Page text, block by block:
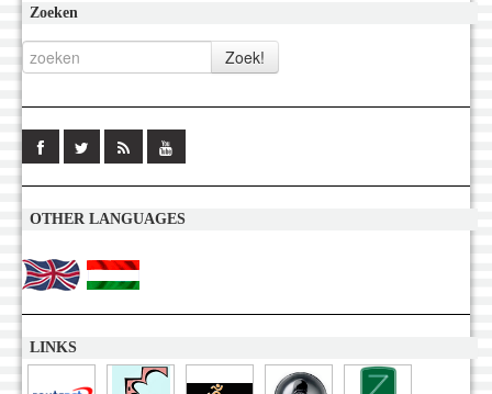
Zoeken
OTHER LANGUAGES
LINKS